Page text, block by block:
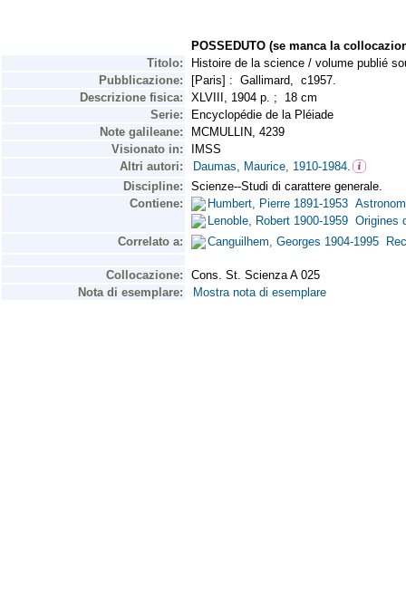
POSSEDUTO (se manca la
Titolo:
Histoire de la science / volume publié
Pubblicazione:
[Paris] : Gallimard, c1957.
Descrizione fisica:
XLVIII, 1904 p. ; 18 cm
Serie:
Encyclopédie de la Pléiade
Note galileane:
MCMULLIN, 4239
Visionato in:
IMSS
Altri autori:
Daumas, Maurice, 1910-1984.
Discipline:
Scienze--Studi di carattere generale.
Contiene:
Humbert, Pierre 1891-1953
Lenoble, Robert 1900-1959
Correlato a:
Canguilhem, Georges 1904-1995
Collocazione:
Cons. St. Scienza A 025
Nota di esemplare:
Mostra nota di esemplare